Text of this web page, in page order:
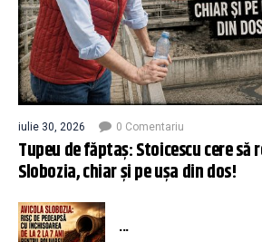
iulie 30, 2026 0 Comentariu
Tupeu de făptaș: Stoicescu cere să
Slobozia, chiar și pe ușa din dos!
...